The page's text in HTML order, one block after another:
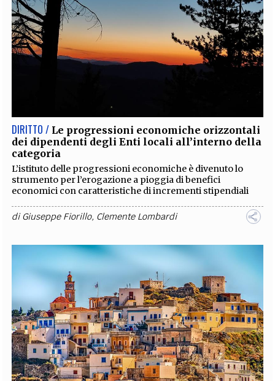
DIRITTO / Le progressioni economiche orizzontali
dei dipendenti degli Enti locali all’interno della
categoria
L’istituto delle progressioni economiche è divenuto lo
strumento per l’erogazione a pioggia di benefici
economici con caratteristiche di incrementi stipendiali
diGiuseppe Fiorillo, Clemente Lombardi